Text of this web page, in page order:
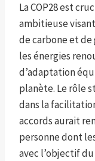
La COP28 est
ambitieuse
de carbone et de
les énergies
d’adaptation
planète. Le rôle
dans la
accords aurait
personne dont
avec l’objectif du